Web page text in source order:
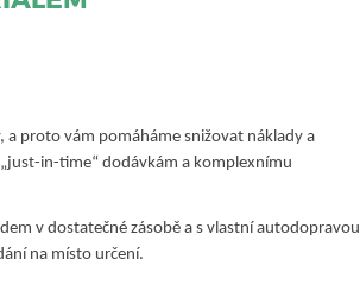
proto vám pomáháme snižovat náklady a
in-time“ dodávkám a komplexnímu
v dostatečné zásobě a s vlastní autodopravou
na místo určení.